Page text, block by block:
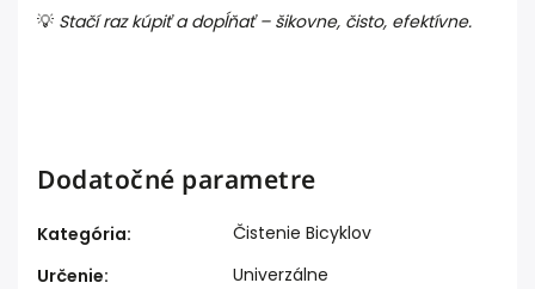
💡 Stačí raz kúpiť a dopĺňať – šikovne, čisto, efektívne.
Dodatočné parametre
Kategória:
Čistenie Bicyklov
Určenie: Univerzálne